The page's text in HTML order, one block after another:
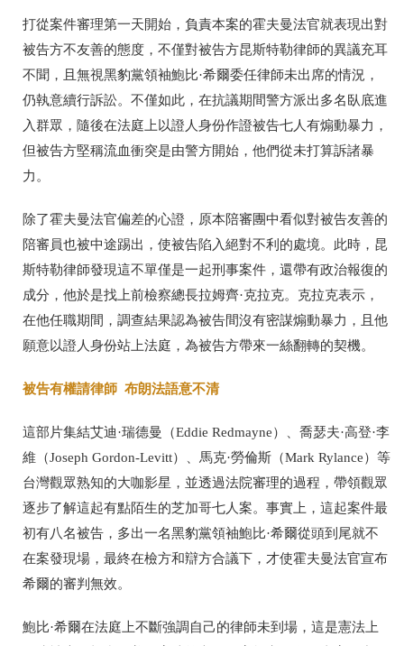
打從案件審理第一天開始，負責本案的霍夫曼法官就表現出對
被告方不友善的態度，不僅對被告方昆斯特勒律師的異議充耳
不聞，且無視黑豹黨領袖鮑比·希爾委任律師未出席的情況，
仍執意續行訴訟。不僅如此，在抗議期間警方派出多名臥底進
入群眾，隨後在法庭上以證人身份作證被告七人有煽動暴力，
但被告方堅稱流血衝突是由警方開始，他們從未打算訴諸暴
力。
除了霍夫曼法官偏差的心證，原本陪審團中看似對被告友善的
陪審員也被中途踢出，使被告陷入絕對不利的處境。此時，昆
斯特勒律師發現這不單僅是一起刑事案件，還帶有政治報復的
成分，他於是找上前檢察總長拉姆齊·克拉克。克拉克表示，
在他任職期間，調查結果認為被告間沒有密謀煽動暴力，且他
願意以證人身份站上法庭，為被告方帶來一絲翻轉的契機。
被告有權請律師 布朗法語意不清
這部片集結艾迪·瑞德曼（Eddie Redmayne）、喬瑟夫·高登·李
維（Joseph Gordon-Levitt）、馬克·勞倫斯（Mark Rylance）等
台灣觀眾熟知的大咖影星，並透過法院審理的過程，帶領觀眾
逐步了解這起有點陌生的芝加哥七人案。事實上，這起案件最
初有八名被告，多出一名黑豹黨領袖鮑比·希爾從頭到尾就不
在案發現場，最終在檢方和辯方合議下，才使霍夫曼法官宣布
希爾的審判無效。
鮑比·希爾在法庭上不斷強調自己的律師未到場，這是憲法上